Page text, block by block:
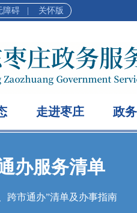
障碍 关怀版
走进枣庄 政
办服务清单
跨市通办”清单及办事指南